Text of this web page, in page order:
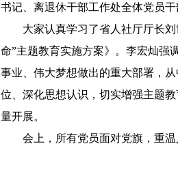
书记、离退休干部工作处全体党员
大家认真学习了省人社厅厅长
命”主题教育实施方案》。李宏灿强
事业、伟大梦想做出的重大部署，
位、深化思想认识，切实增强主题
量开展。
会上，所有党员面对党旗，重